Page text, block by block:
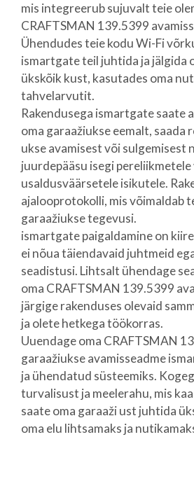
mis integreerub sujuvalt teie
CRAFTSMAN 139.5399
Ühendudes teie kodu Wi-Fi
ismartgate teil juhtida ja jälgida
ükskõik kust, kasutades oma
tahvelarvutit.
Rakendusega ismartgate saate
oma garaažiukse eemalt, saada
ukse avamisest või sulgemisest
juurdepääsu isegi pereliikmetele
usaldusväärsetele isikutele.
ajalooprotokolli, mis võimaldab
garaažiukse tegevusi.
ismartgate paigaldamine on
ei nõua täiendavaid juhtmeid
seadistusi. Lihtsalt ühendage
oma CRAFTSMAN 139.5399
järgige rakenduses olevaid
ja olete hetkega töökorras.
Uuendage oma CRAFTSMAN
garaažiukse avamisseadme
ja ühendatud süsteemiks.
turvalisust ja meelerahu, mis
saate oma garaaži ust juhtida
oma elu lihtsamaks ja